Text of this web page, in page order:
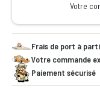
Votre
Frais de port à
Votre commande
Paiement sécurisé